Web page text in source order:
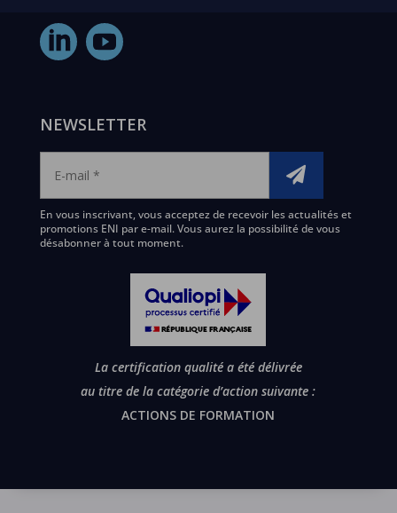
NEWSLETTER
En vous inscrivant, vous acceptez de recevoir les actualités et
promotions ENI par e-mail. Vous aurez la possibilité de vous
désabonner à tout moment.
La certification qualité a été délivrée
au titre de la catégorie d’action suivante :
ACTIONS DE FORMATION